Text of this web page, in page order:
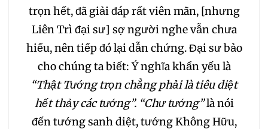
trọn hết, đã giải đáp rất viên mãn, [nhưng
Liên Trì đại sư] sợ người nghe vẫn chưa
hiểu, nên tiếp đó lại dẫn chứng. Đại sư bảo
cho chúng ta biết: Ý nghĩa khẩn yếu là
“Thật Tướng trọn chẳng phải là tiêu diệt
hết thảy các tướng”. “Chư tướng”là nói
đến tướng sanh diệt, tướng Không Hữu,